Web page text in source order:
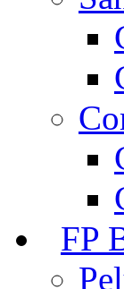
FP